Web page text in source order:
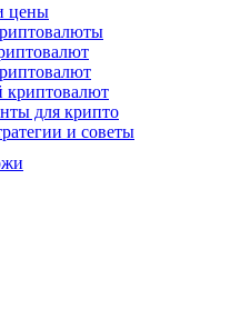
цены
криптовалют
для крипто
и советы